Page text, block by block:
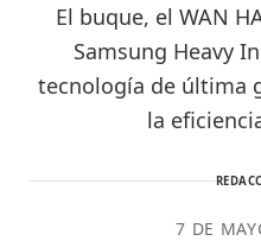
El buque, el WAN
Samsung Heavy
tecnología de última
la
7 DE